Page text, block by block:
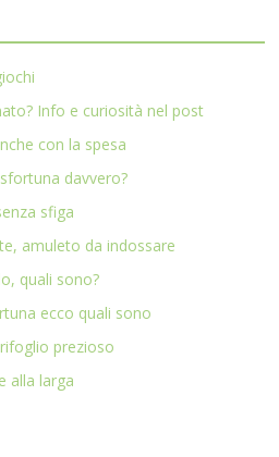
Info e curiosità nel post
con la spesa
davvero?
sfiga
amuleto da indossare
quali sono?
ecco quali sono
prezioso
alla larga